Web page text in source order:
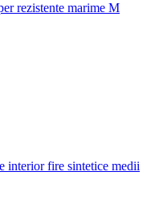
rezistente marime M
interior fire sintetice medii